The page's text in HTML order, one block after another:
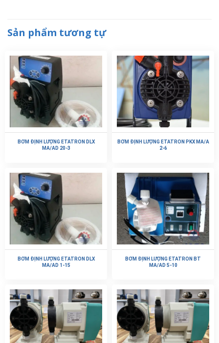
Sản phẩm tương tự
BƠM ĐỊNH LƯỢNG ETATRON DLX
MA/AD 20-3
BƠM ĐỊNH LƯỢNG ETATRON PKX MA/A
2-6
BƠM ĐỊNH LƯỢNG ETATRON DLX
MA/AD 1-15
BƠM ĐỊNH LƯỢNG ETATRON BT
MA/AD 5-10